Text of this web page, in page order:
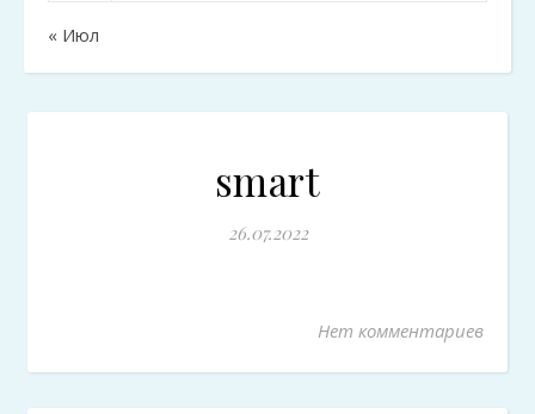
« Июл
smart
26.07.2022
Нет комментариев